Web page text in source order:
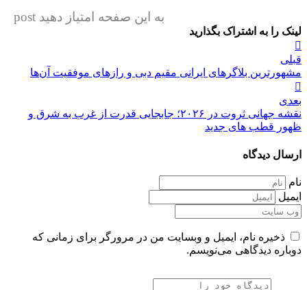
به این صفحه امتیاز دهید post
لینک را به اشتراک بگذارید
راهبری
نوشته
قبلی
مشهورترین بلاگرهای ایرانی مقیم دبی و رازهای موفقیت آن‌ها
بعدی
نقشه جهانی ثروت در ۲۰۲۶؛ جابجایی قدرت از غرب به شرق و
ظهور قطب های جدید
ارسال دیدگاه
نام
ایمیل
ذخیره نام، ایمیل و وبسایت من در مرورگر برای زمانی که
دوباره دیدگاهی می‌نویسم.